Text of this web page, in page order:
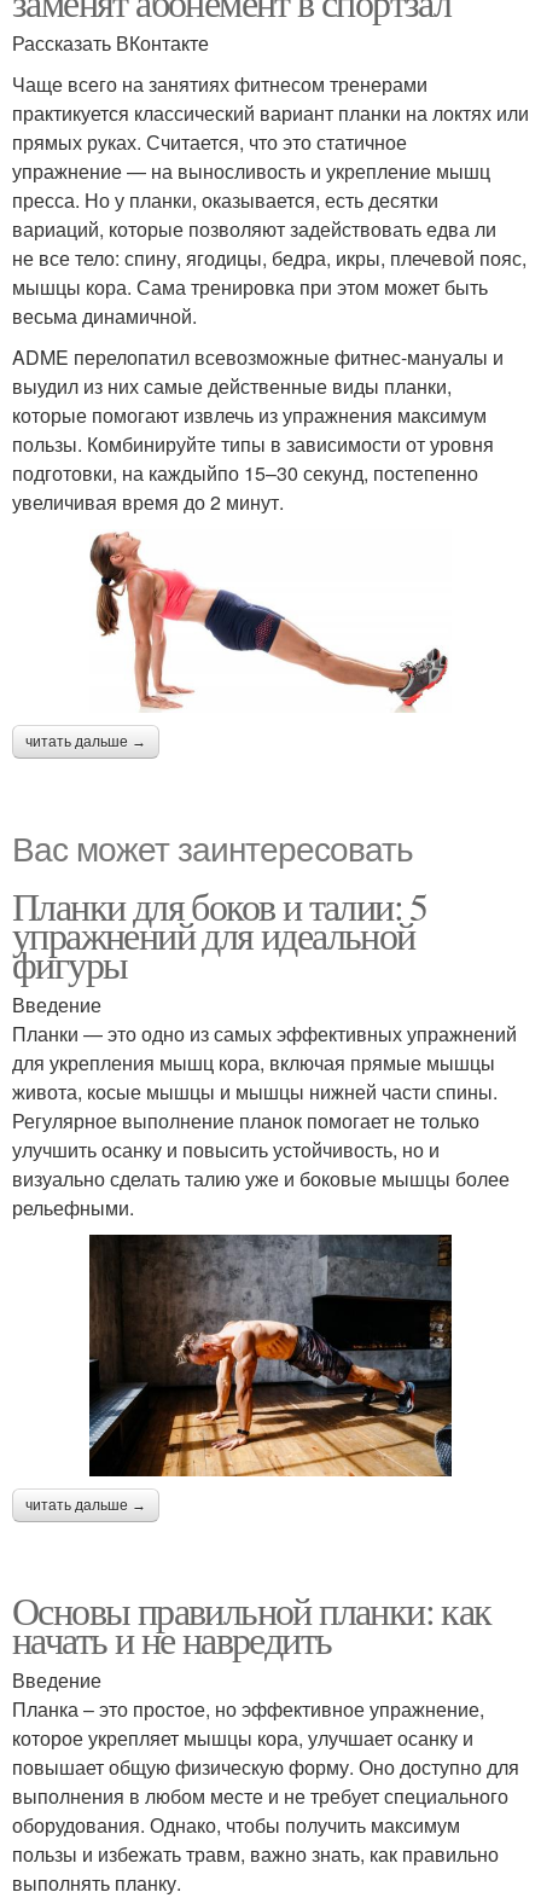
Рассказать ВКонтакте
Чаще всего на занятиях фитнесом тренерами
практикуется классический вариант планки на локтях или
прямых руках. Считается, что это статичное
упражнение — на выносливость и укрепление мышц
пресса. Но у планки, оказывается, есть десятки
вариаций, которые позволяют задействовать едва ли
не все тело: спину, ягодицы, бедра, икры, плечевой пояс,
мышцы кора. Сама тренировка при этом может быть
весьма динамичной.
ADME перелопатил всевозможные фитнес-мануалы и
выудил из них самые действенные виды планки,
которые помогают извлечь из упражнения максимум
пользы. Комбинируйте типы в зависимости от уровня
подготовки, на каждыйпо 15–30 секунд, постепенно
увеличивая время до 2 минут.
читать дальше →
Вас может заинтересовать
Планки для боков и талии: 5
упражнений для идеальной
фигуры
Введение
Планки — это одно из самых эффективных упражнений
для укрепления мышц кора, включая прямые мышцы
живота, косые мышцы и мышцы нижней части спины.
Регулярное выполнение планок помогает не только
улучшить осанку и повысить устойчивость, но и
визуально сделать талию уже и боковые мышцы более
рельефными.
читать дальше →
Основы правильной планки: как
начать и не навредить
Введение
Планка – это простое, но эффективное упражнение,
которое укрепляет мышцы кора, улучшает осанку и
повышает общую физическую форму. Оно доступно для
выполнения в любом месте и не требует специального
оборудования. Однако, чтобы получить максимум
пользы и избежать травм, важно знать, как правильно
выполнять планку.